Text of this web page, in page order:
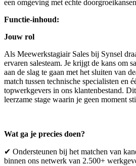
een omgeving met echte
Functie-inhoud:
Jouw rol
Als Meewerkstagiair Sales bij Synsel
ervaren salesteam. Je krijgt de kans om
aan de slag te gaan met het sluiten van
match tussen technische specialisten en
topwerkgevers in ons klantenbestand.
leerzame stage waarin je geen moment
Wat ga je precies doen?
✔ Ondersteunen bij het matchen van
binnen ons netwerk van 2.500+